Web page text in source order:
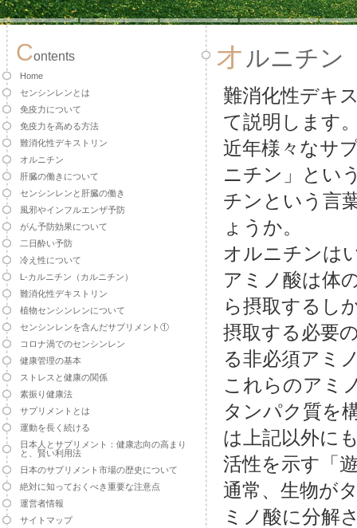
オ ルニチン
難消化性デキ
て説明します
近年様々なサ
ニチン」とい
チンという言
ょうか。
オルニチンは
アミノ酸は体
ら摂取するし
摂取する必要
る非必須アミ
これらのアミ
タンパク質を
は上記以外に
活性を示す「
通常、生物が
ミノ酸に分解
Contents
Home
センシンレンとは
免疫力について
免疫力を高める方法
難消化性デキストリン
オルニチン
肝臓の働きについて
センシンレンと肝臓の働き
風邪やインフルエンザ予防
がん予防効果について
二日酔い予防
冷え性について
L-カルニチン（カルニチン）
難消化性デキストリン
植物センシンレンについて
センシンレンを含んだサプリメント①
コロナ渦でのセンシンレン
健康管理の基本
ストレスと健康の関係
素振り健康法
サプリメントとは
運動を長く続ける
日本人とサプリメント：健康志向の高まり
と、賢い利用法
日本のサプリメント市場の歴史について
絶対に知っておくべき重要な注意点
運営者情報
サイトマップ